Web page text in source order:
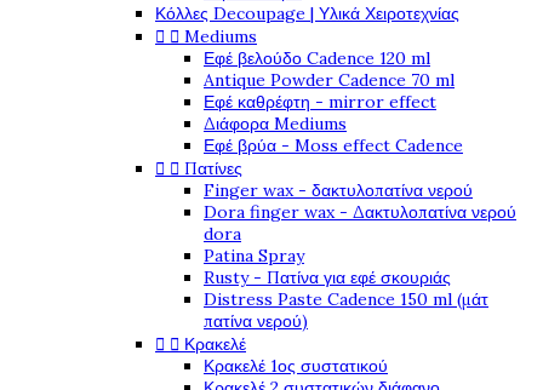
Κόλλες Decoupage | Υλικά Χειροτεχνίας
  Mediums
Εφέ βελούδο Cadence 120 ml
Antique Powder Cadence 70 ml
Εφέ καθρέφτη - mirror effect
Διάφορα Mediums
Εφέ βρύα - Moss effect Cadence
  Πατίνες
Finger wax - δακτυλοπατίνα νερού
Dora finger wax - Δακτυλοπατίνα νερού
dora
Patina Spray
Rusty - Πατίνα για εφέ σκουριάς
Distress Paste Cadence 150 ml (μάτ
πατίνα νερού)
  Κρακελέ
Κρακελέ 1ος συστατικού